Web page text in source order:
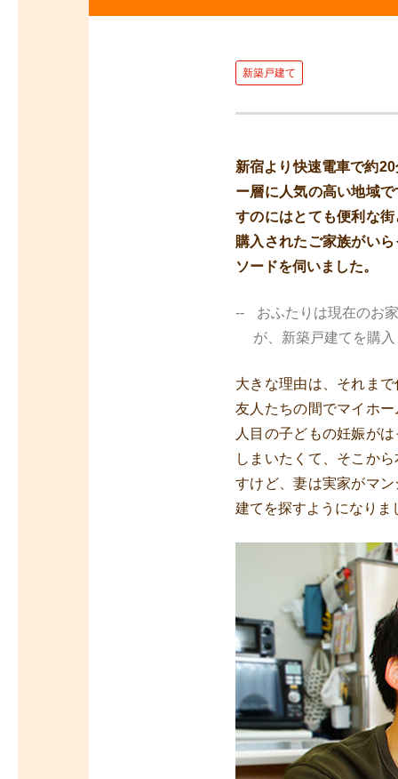
新築戸建て
新宿より快速電車で約
ー層に人気の高い地域
すのにはとても便利な
購入されたご家族がい
ソードを伺いました。
おふたりは現在のお
が、新築戸建てを購
大きな理由は、それま
友人たちの間でマイホ
人目の子どもの妊娠が
しまいたくて、そこか
すけど、妻は実家がマ
建てを探すようになりま